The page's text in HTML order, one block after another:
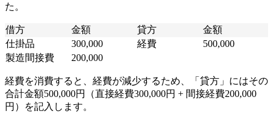
た。
借方 金額 貸方
金額
仕掛品
300,000 経費
500,000
製造間接費
200,000
経費を消費すると、経費が減少するため、「貸方」にはその
合計金額500,000円（直接経費300,000円 + 間接経費200,000
円）を記入します。